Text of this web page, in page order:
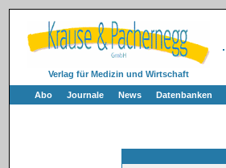
Verlag für Medizin und Wirtschaft
Abo Journale News Datenbanken